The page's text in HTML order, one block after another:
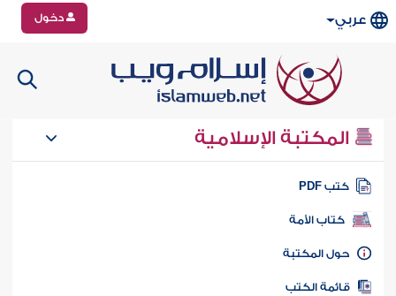
عربي دخول
المكتبة الإسلامية
كتب PDF
كتاب الأمة
المكتبة